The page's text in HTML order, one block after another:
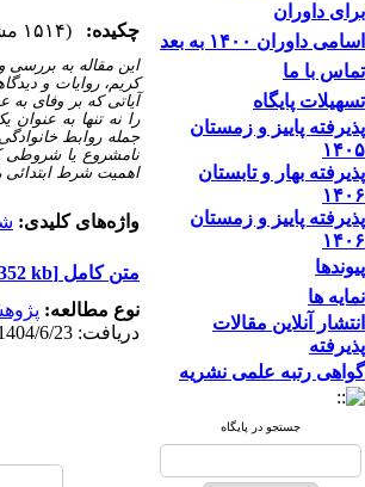
برای داوران
اسامی داوران ۱۴۰۰ به بعد
تماس با ما
تسهیلات پایگاه
پذیرفته پاییز و زمستان
۱۴۰۵
پذیرفته بهار و تابستان
۱۴۰۶
پذیرفته پاییز و زمستان
۱۴۰۶
پیوندها
نمایه ها
انتشار آنلاین مقالات
پذیرفته
گواهی رتبه علمی نشریه
جستجو در پایگاه
چکیده: (۱۵۱۴ مشاهده)
این مقاله به بررسی
کریم، روایات و
آیاتی که بر وفای به
را نه تنها به
جمله روابط
نامشروع یا شروطی
اهمیت شرط ابتدائی
واژه‌های کلیدی:
متن کامل [PDF 352 kb]
نوع مطالعه:
دریافت: 1404/6/23 | پذیرش: 1404/6/10 | انتشار: 1404/6/10